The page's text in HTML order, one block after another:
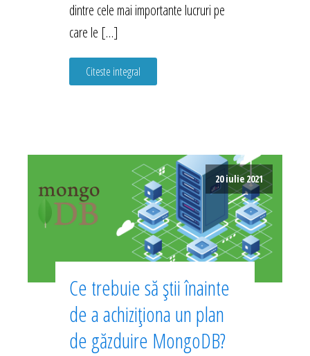
dintre cele mai importante lucruri pe
care le […]
Citeste integral
20 iulie 2021
Ce trebuie să știi înainte
de a achiziționa un plan
de găzduire MongoDB?